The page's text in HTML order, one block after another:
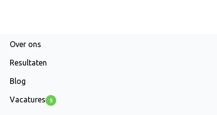
Over ons
Resultaten
Blog
Vacatures 9